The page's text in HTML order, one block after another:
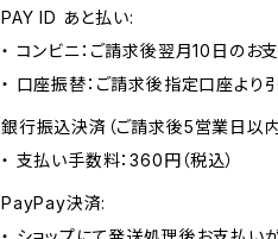
PAY ID あと払い:
・ コンビニ：ご請求後翌月10日のお
・ 口座振替：ご請求後指定口座より
銀行振込決済（ご請求後5営業日以内
・ 支払い手数料：360円（税込）
PayPay決済: